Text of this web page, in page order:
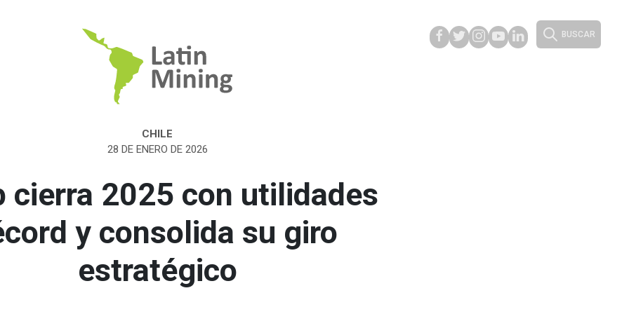
BUSCAR
CHILE
28 DE ENERO DE 2026
cierra 2025 con utilidades
y consolida su giro
estratégico